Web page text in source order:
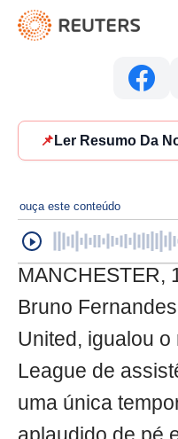
📌 Ler Resumo Da
ouça este conteúdo
MANCHESTER,
Bruno
United, igualou
League de
uma única